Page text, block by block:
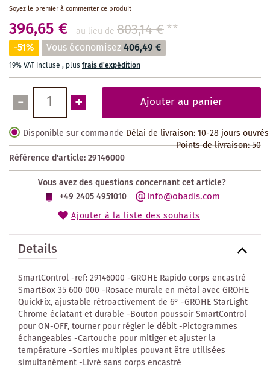
Soyez le premier à commenter ce produit
396,65 € au lieu de 803,14 €**
-51% Vous économisez406,49 €
19% VAT incluse , plusfrais d'expédition
- + Ajouter au panier
Disponible sur commande Délai de livraison: 10-28 jours ouvrés
Points de livraison:50
Référence d'article:29146000
Vous avez des questions concernant cet article?
+49 2405 4951010
info@obadis.com
Ajouter à la liste des souhaits
Details
SmartControl -ref: 29146000 -GROHE Rapido corps encastré
SmartBox 35 600 000 -Rosace murale en métal avec GROHE
QuickFix, ajustable rétroactivement de 6° -GROHE StarLight
Chrome éclatant et durable -Bouton poussoir SmartControl
pour ON-OFF, tourner pour régler le débit -Pictogrammes
échangeables -Cartouche pour mitiger et ajuster la
température -Sorties multiples pouvant être utilisées
simultanément -Livré sans corps encastré